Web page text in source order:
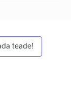
teade!